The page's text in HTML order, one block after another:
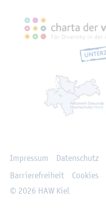
Im­pres­sum Da­ten­schutz
Bar­rie­re­frei­heit
Coo­kies
© 2026 HAW Kiel